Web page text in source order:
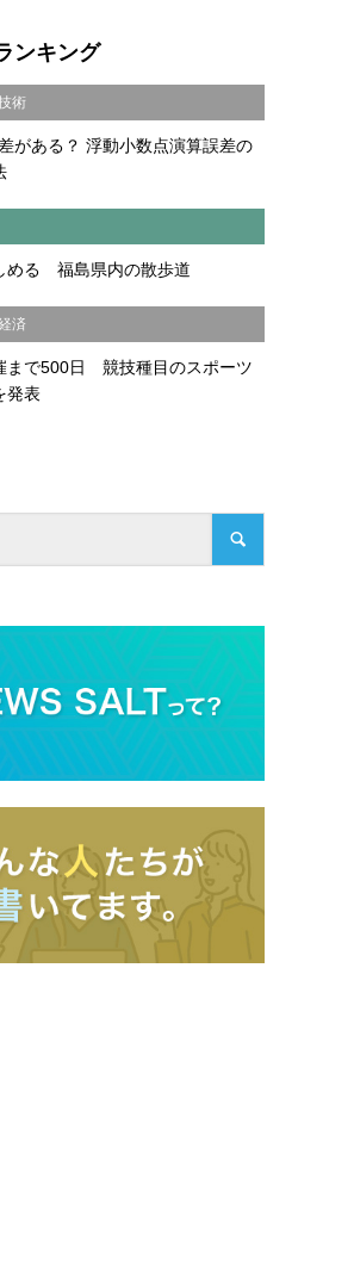
ンキング
術
がある？ 浮動小数点演算誤差の
める 福島県内の散歩道
済
まで500日 競技種目のスポーツ
発表